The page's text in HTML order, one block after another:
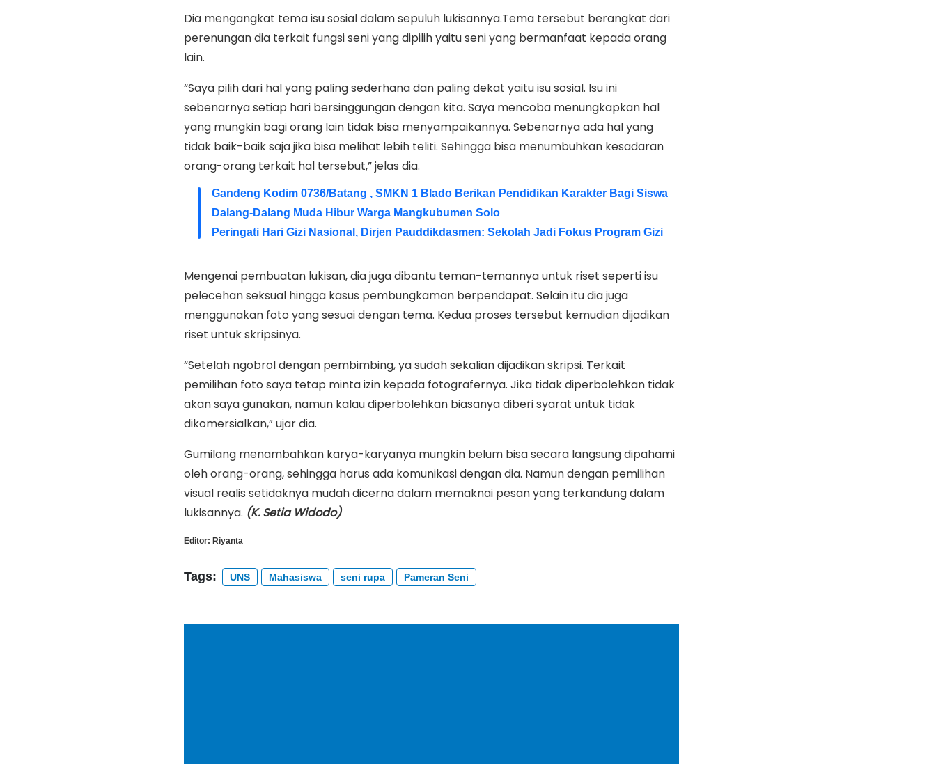
Dia mengangkat tema isu sosial dalam sepuluh lukisannya.Tema tersebut berangkat dari
perenungan dia terkait fungsi seni yang dipilih yaitu seni yang bermanfaat kepada orang
lain.
“Saya pilih dari hal yang paling sederhana dan paling dekat yaitu isu sosial. Isu ini
sebenarnya setiap hari bersinggungan dengan kita. Saya mencoba menungkapkan hal
yang mungkin bagi orang lain tidak bisa menyampaikannya. Sebenarnya ada hal yang
tidak baik-baik saja jika bisa melihat lebih teliti. Sehingga bisa menumbuhkan kesadaran
orang-orang terkait hal tersebut,” jelas dia.
Gandeng Kodim 0736/Batang , SMKN 1 Blado Berikan Pendidikan Karakter Bagi Siswa
Dalang-Dalang Muda Hibur Warga Mangkubumen Solo
Peringati Hari Gizi Nasional, Dirjen Pauddikdasmen: Sekolah Jadi Fokus Program Gizi
Mengenai pembuatan lukisan, dia juga dibantu teman-temannya untuk riset seperti isu
pelecehan seksual hingga kasus pembungkaman berpendapat. Selain itu dia juga
menggunakan foto yang sesuai dengan tema. Kedua proses tersebut kemudian dijadikan
riset untuk skripsinya.
“Setelah ngobrol dengan pembimbing, ya sudah sekalian dijadikan skripsi. Terkait
pemilihan foto saya tetap minta izin kepada fotografernya. Jika tidak diperbolehkan tidak
akan saya gunakan, namun kalau diperbolehkan biasanya diberi syarat untuk tidak
dikomersialkan,” ujar dia.
Gumilang menambahkan karya-karyanya mungkin belum bisa secara langsung dipahami
oleh orang-orang, sehingga harus ada komunikasi dengan dia. Namun dengan pemilihan
visual realis setidaknya mudah dicerna dalam memaknai pesan yang terkandung dalam
lukisannya. (K. Setia Widodo)
Editor: Riyanta
Tags: UNS Mahasiswa seni rupa Pameran Seni